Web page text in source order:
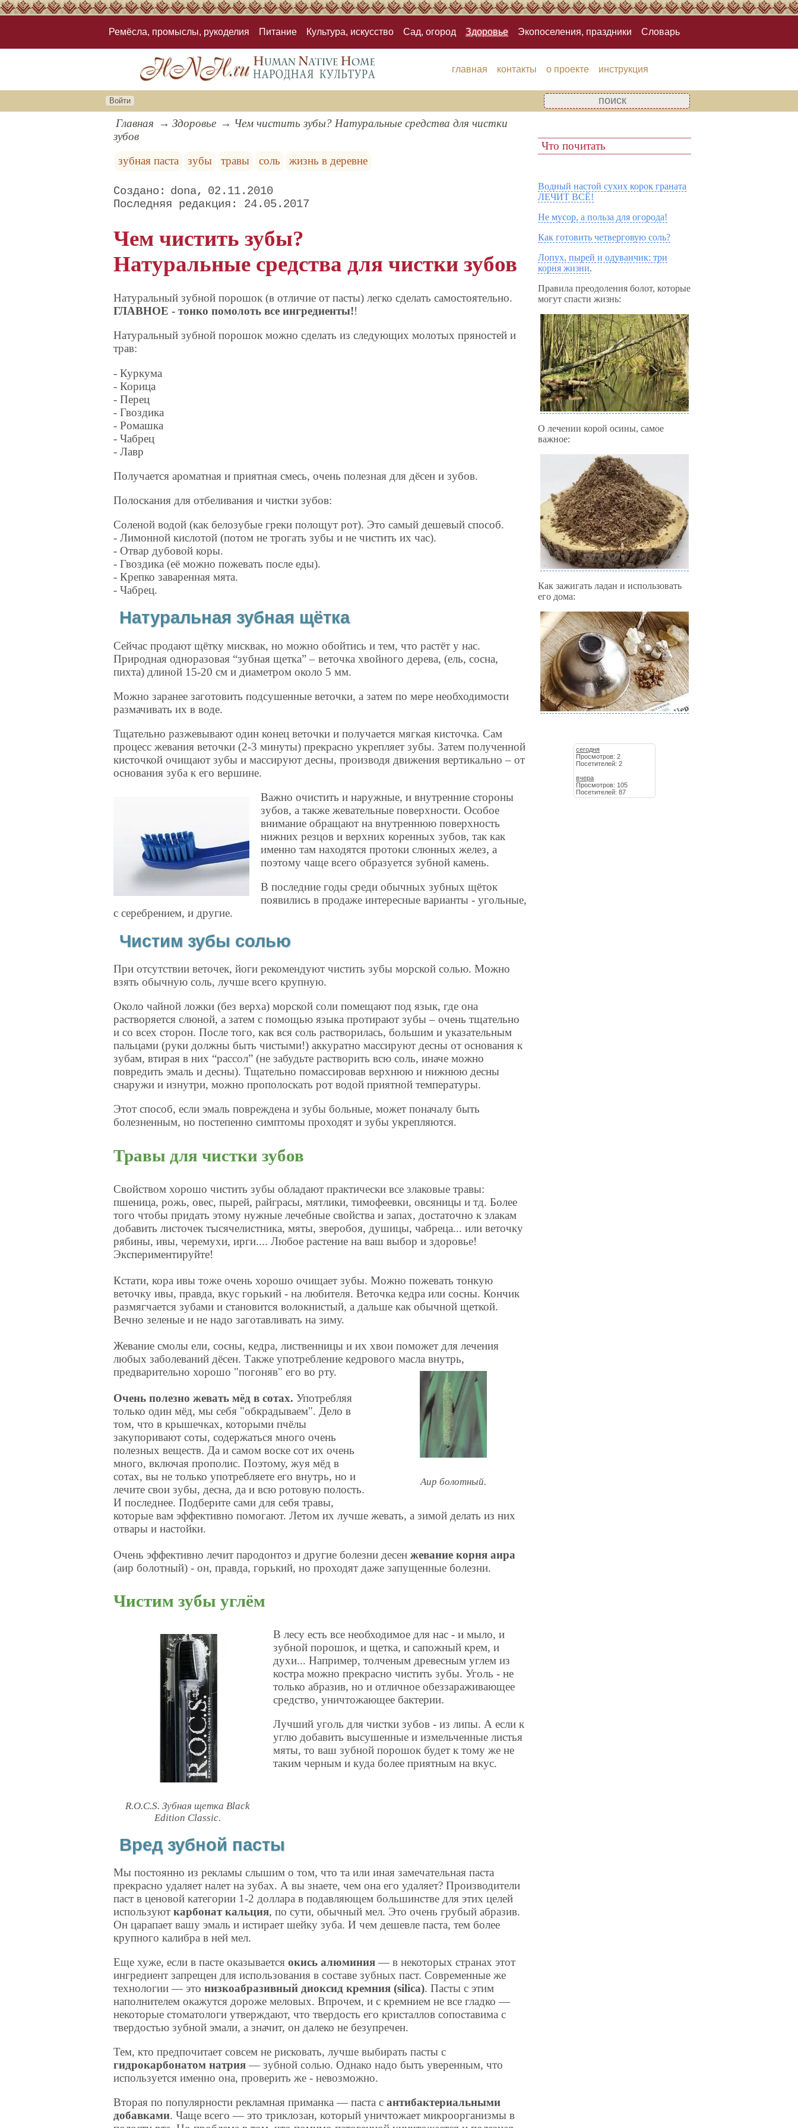
Ремёсла, промыслы, рукоделия Питание Культура, искусство Сад, огород Здоровье Экопоселения, праздники Словарь
главная контакты о проекте инструкция
Войти
Главная Здоровье
Чем чистить зубы? Натуральные средства для чистки
зубов
зубная паста
зубы травы соль жизнь в деревне
dona
02.11.2010
24.05.2017
Чем чистить зубы?
Натуральные средства для чистки зубов
Натуральный зубной порошок (в отличие от пасты) легко сделать самостоятельно.
ГЛАВНОЕ - тонко помолоть все ингредиенты!!
Натуральный зубной порошок можно сделать из следующих молотых пряностей и
трав:
- Куркума
- Корица
- Перец
- Гвоздика
- Ромашка
- Чабрец
- Лавр
Получается ароматная и приятная смесь, очень полезная для дёсен и зубов.
Полоскания для отбеливания и чистки зубов:
Соленой водой (как белозубые греки полощут рот). Это самый дешевый способ.
- Лимонной кислотой (потом не трогать зубы и не чистить их час).
- Отвар дубовой коры.
- Гвоздика (её можно пожевать после еды).
- Крепко заваренная мята.
- Чабрец.
Натуральная зубная щётка
Сейчас продают щётку мисквак, но можно обойтись и тем, что растёт у нас.
Природная одноразовая “зубная щетка” – веточка хвойного дерева, (ель, сосна,
пихта) длиной 15-20 см и диаметром около 5 мм.
Можно заранее заготовить подсушенные веточки, а затем по мере необходимости
размачивать их в воде.
Тщательно разжевывают один конец веточки и получается мягкая кисточка. Сам
процесс жевания веточки (2-3 минуты) прекрасно укрепляет зубы. Затем полученной
кисточкой очищают зубы и массируют десны, производя движения вертикально – от
основания зуба к его вершине.
Важно очистить и наружные, и внутренние стороны
зубов, а также жевательные поверхности. Особое
внимание обращают на внутреннюю поверхность
нижних резцов и верхних коренных зубов, так как
именно там находятся протоки слюнных желез, а
поэтому чаще всего образуется зубной камень.
В последние годы среди обычных зубных щёток
появились в продаже интересные варианты - угольные,
с серебрением, и другие.
Чистим зубы солью
При отсутствии веточек, йоги рекомендуют чистить зубы морской солью. Можно
взять обычную соль, лучше всего крупную.
Около чайной ложки (без верха) морской соли помещают под язык, где она
растворяется слюной, а затем с помощью языка протирают зубы – очень тщательно
и со всех сторон. После того, как вся соль растворилась, большим и указательным
пальцами (руки должны быть чистыми!) аккуратно массируют десны от основания к
зубам, втирая в них “рассол” (не забудьте растворить всю соль, иначе можно
повредить эмаль и десны). Тщательно помассировав верхнюю и нижнюю десны
снаружи и изнутри, можно прополоскать рот водой приятной температуры.
Этот способ, если эмаль повреждена и зубы больные, может поначалу быть
болезненным, но постепенно симптомы проходят и зубы укрепляются.
Травы для чистки зубов
Свойством хорошо чистить зубы обладают практически все злаковые травы:
пшеница, рожь, овес, пырей, райграсы, мятлики, тимофеевки, овсяницы и тд. Более
того чтобы придать этому нужные лечебные свойства и запах, достаточно к злакам
добавить листочек тысячелистника, мяты, зверобоя, душицы, чабреца... или веточку
рябины, ивы, черемухи, ирги.... Любое растение на ваш выбор и здоровье!
Экспериментируйте!
Кстати, кора ивы тоже очень хорошо очищает зубы. Можно пожевать тонкую
веточку ивы, правда, вкус горький - на любителя. Веточка кедра или сосны. Кончик
размягчается зубами и становится волокнистый, а дальше как обычной щеткой.
Вечно зеленые и не надо заготавливать на зиму.
Жевание смолы ели, сосны, кедра, лиственницы и их хвои поможет для лечения
любых заболеваний дёсен. Также употребление кедрового масла внутрь,
предварительно хорошо "погоняв" его во рту.
Аир болотный.
Очень полезно жевать мёд в сотах. Употребляя
только один мёд, мы себя "обкрадываем". Дело в
том, что в крышечках, которыми пчёлы
закупоривают соты, содержаться много очень
полезных веществ. Да и самом воске сот их очень
много, включая прополис. Поэтому, жуя мёд в
сотах, вы не только употребляете его внутрь, но и
лечите свои зубы, десна, да и всю ротовую полость.
И последнее. Подберите сами для себя травы,
которые вам эффективно помогают. Летом их лучше жевать, а зимой делать из них
отвары и настойки.
Очень эффективно лечит пародонтоз и другие болезни десенжевание корня аира
(аир болотный) - он, правда, горький, но проходят даже запущенные болезни.
Чистим зубы углём
R.O.C.S. Зубная щетка Black
Edition Classic.
В лесу есть все необходимое для нас - и мыло, и
зубной порошок, и щетка, и сапожный крем, и
духи... Например, толченым древесным углем из
костра можно прекрасно чистить зубы. Уголь - не
только абразив, но и отличное обеззараживающее
средство, уничтожающее бактерии.
Лучший уголь для чистки зубов - из липы. А если к
углю добавить высушенные и измельченные листья
мяты, то ваш зубной порошок будет к тому же не
таким черным и куда более приятным на вкус.
Вред зубной пасты
Мы постоянно из рекламы слышим о том, что та или иная замечательная паста
прекрасно удаляет налет на зубах. А вы знаете, чем она его удаляет? Производители
паст в ценовой категории 1-2 доллара в подавляющем большинстве для этих целей
используюткарбонат кальция, по сути, обычный мел. Это очень грубый абразив.
Он царапает вашу эмаль и истирает шейку зуба. И чем дешевле паста, тем более
крупного калибра в ней мел.
Еще хуже, если в пасте оказываетсяокись алюминия — в некоторых странах этот
ингредиент запрещен для использования в составе зубных паст. Современные же
технологии — этонизкоабразивный диоксид кремния (silica). Пасты с этим
наполнителем окажутся дороже меловых. Впрочем, и с кремнием не все гладко —
некоторые стоматологи утверждают, что твердость его кристаллов сопоставима с
твердостью зубной эмали, а значит, он далеко не безупречен.
Тем, кто предпочитает совсем не рисковать, лучше выбирать пасты с
гидрокарбонатом натрия— зубной солью. Однако надо быть уверенным, что
используется именно она, проверить же - невозможно.
Вторая по популярности рекламная приманка — паста сантибактериальными
добавками. Чаще всего — это триклозан, который уничтожает микроорганизмы в
Что почитать
Водный настой сухих корок граната
ЛЕЧИТ ВСЁ!
Не мусор, а польза для огорода!
Как готовить четверговую соль?
Лопух, пырей и одуванчик: три
корня жизни.
Правила преодоления болот, которые
могут спасти жизнь:
О лечении корой осины, самое
важное:
Как зажигать ладан и использовать
его дома:
сегодня
Просмотров: 2
Посетителей: 2
вчера
Просмотров: 105
Посетителей: 87